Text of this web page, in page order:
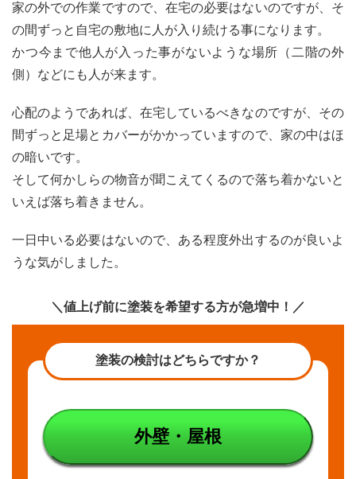
家の外での作業ですので、在宅の必要はないのですが、そ
の間ずっと自宅の敷地に人が入り続ける事になります。
かつ今まで他人が入った事がないような場所（二階の外
側）などにも人が来ます。
心配のようであれば、在宅しているべきなのですが、その
間ずっと足場とカバーがかかっていますので、家の中はほ
の暗いです。
そして何かしらの物音が聞こえてくるので落ち着かないと
いえば落ち着きません。
一日中いる必要はないので、ある程度外出するのが良いよ
うな気がしました。
＼値上げ前に塗装を希望する方が急増中！／
塗装の検討はどちらですか？
外壁・屋根